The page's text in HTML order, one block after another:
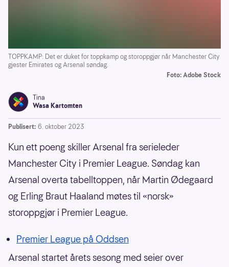
TOPPKAMP: Det er duket for toppkamp og storoppgjør når Manchester City
gjester Emirates og Arsenal søndag.
Foto: Adobe Stock
Tina
Wasa Kartomten
Publisert: 6. oktober 2023
Kun ett poeng skiller Arsenal fra serieleder
Manchester City i Premier League. Søndag kan
Arsenal overta tabelltoppen, når Martin Ødegaard
og Erling Braut Haaland møtes til «norsk»
storoppgjør i Premier League.
Premier League på Oddsen
Arsenal startet årets sesong med seier over